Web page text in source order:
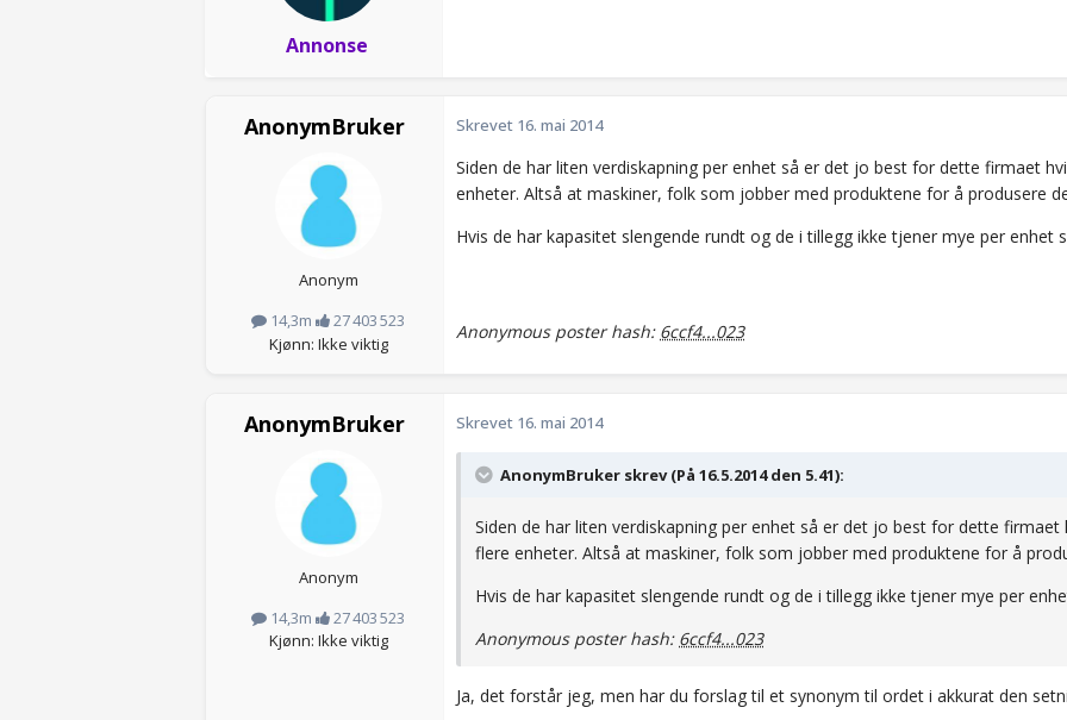
Annonse
AnonymBruker
Anonym
14,3m
27 403 523
Kjønn: Ikke viktig
Skrevet 16. mai 2014
Siden de har liten verdiskapning per enhet så er det jo best for dette firmaet
enheter. Altså at maskiner, folk som jobber med produktene for å produsere
Hvis de har kapasitet slengende rundt og de i tillegg ikke tjener mye per enhet
Anonymous poster hash: 6ccf4...023
AnonymBruker
Anonym
14,3m
27 403 523
Kjønn: Ikke viktig
Skrevet 16. mai 2014
AnonymBruker skrev (På 16.5.2014 den 5.41):
Siden de har liten verdiskapning per enhet så er det jo best for dette
flere enheter. Altså at maskiner, folk som jobber med produktene for å
Hvis de har kapasitet slengende rundt og de i tillegg ikke tjener mye per
Anonymous poster hash: 6ccf4...023
Ja, det forstår jeg, men har du forslag til et synonym til ordet i akkurat den